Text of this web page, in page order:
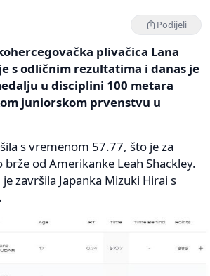
Podijeli
plivačica Lana
s odličnim rezultatima i danas je
u disciplini 100 metara
juniorskom prvenstvu u
s vremenom 57.77, što je za
od Amerikanke Leah Shackley.
završila Japanka Mizuki Hirai s